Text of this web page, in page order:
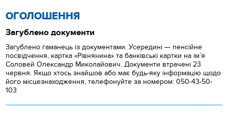
ОГОЛОШЕННЯ
Загублено документи
Загублено гаманець із документами. Усередині — пенсійне
посвідчення, картка «Рівнянина» та банківські картки на ім’я
Соловей Олександр Миколайович. Документи втрачені 23
червня. Якщо хтось знайшов або має будь-яку інформацію щодо
його місцезнаходження, телефонуйте за номером: 050-43-50-
103